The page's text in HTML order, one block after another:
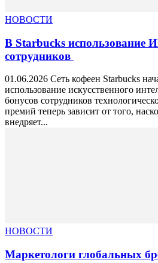
НОВОСТИ
В Starbucks использование
сотрудников
01.06.2026 Сеть кофеен Starbucks
использование искусственного
бонусов сотрудников
премий теперь зависит от того,
внедряет...
НОВОСТИ
Маркетологи глобальных